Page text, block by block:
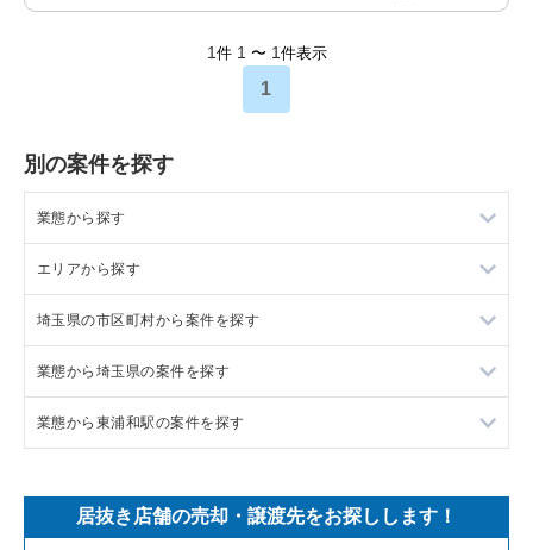
1 件 1 〜 1 件表示
1
別の案件を探す
業態から探す
ラーメンの居抜き売却物件の案件一覧
フランス料理の居抜き売却物件の案件一覧
イタリア料理の居抜き売却物件の案件一覧
中華の居抜き売却物件の案件一覧
寿司の居抜き売却物件の案件一覧
エリアから探す
東京23区の飲食店の居抜き売却物件の案件一覧
東京都下の飲食店の居抜き売却物件の案件一覧
千葉県の飲食店の居抜き売却物件の案件一覧
神奈川県の飲食店の居抜き売却物件の案件一覧
埼玉県の市区町村から案件を探す
上尾市の飲食店の居抜き売却物件の案件一覧
吉川市の飲食店の居抜き売却物件の案件一覧
さいたま市浦和区の飲食店の居抜き売却物件の案件一覧
業態から埼玉県の案件を探す
埼玉県のラーメンの居抜き売却物件の案件一覧
埼玉県のイタリア料理の居抜き売却物件の案件一覧
業態から東浦和駅の案件を探す
東浦和駅のアジア料理の居抜き売却物件の案件一覧
居抜き店舗の売却・譲渡先をお探しします！